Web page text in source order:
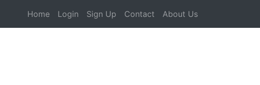
Home Login Sign Up Contact About Us